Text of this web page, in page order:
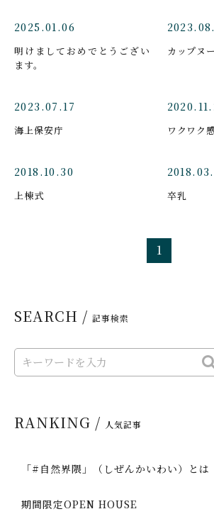
2025.01.06
明けましておめでとうござい
ます。
カップヌ
2023.07.17
海上保安庁 ワクワク
2018.10.30
上棟式 卒乳
1
SEARCH / 記事検索
RANKING / 人気記事
「#自然界隈」（しぜんかいわい）とは
期間限定OPEN HOUSE